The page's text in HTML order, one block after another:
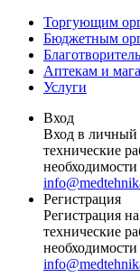
Торгующим
Бюджетным
Аптекам и
Услуги
Вход
Вход в личный
технические
Регистрация
Регистрация
технические